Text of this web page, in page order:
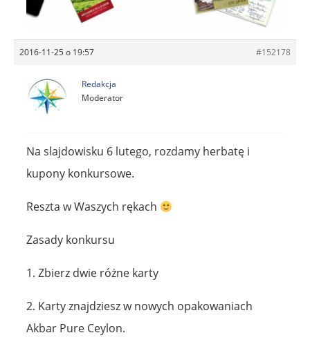
2016-11-25 o 19:57 #152178
Redakcja
Moderator
Na slajdowisku 6 lutego, rozdamy herbatę i
kupony konkursowe.
Reszta w Waszych rękach
Zasady konkursu
1. Zbierz dwie różne karty
2. Karty znajdziesz w nowych opakowaniach
Akbar Pure Ceylon.